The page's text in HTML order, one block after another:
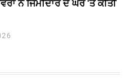
ਨੇ ਜਿੰਮੀਦਾਰ ਦੇ ਘਰ 'ਤੇ ਕੀਤੀ